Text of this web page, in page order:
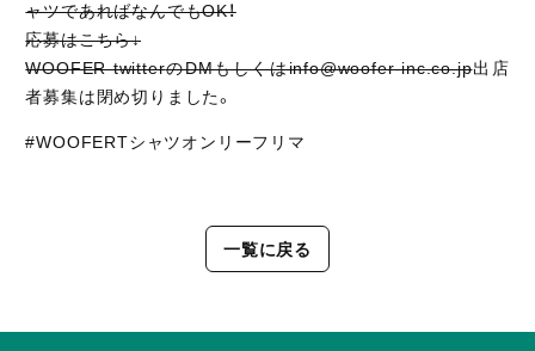
ャツであればなんでもOK！
応募はこちら↓
WOOFER twitterのDMもしくはinfo@woofer-inc.co.jp出店
者募集は閉め切りました。
#WOOFERTシャツオンリーフリマ
一覧に戻る